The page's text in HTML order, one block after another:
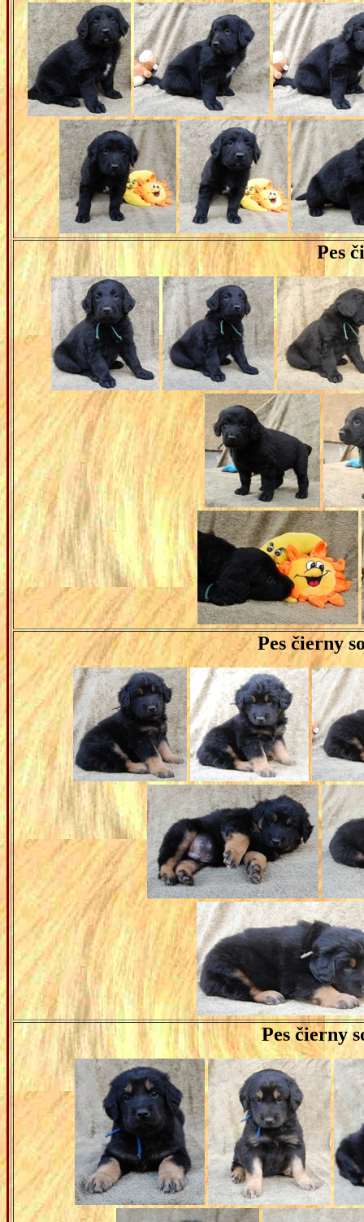
Pes
Pes čierny
Pesčierny